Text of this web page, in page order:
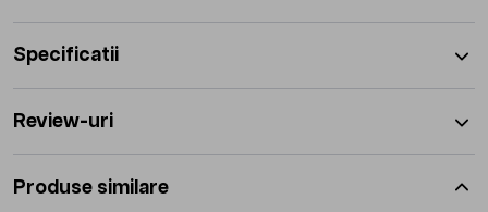
Specificatii
Review-uri
Produse similare